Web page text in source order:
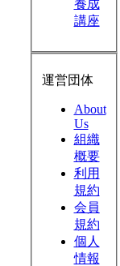
養成
講座
運営団体
About
Us
組織
概要
利用
規約
会員
規約
個人
情報